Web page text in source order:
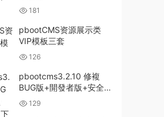
181
pbootCMS资源展示类
VIP模板三套
126
pbootcms3.2.10 修複
BUG版+開發者版+安全加
強版下載
129